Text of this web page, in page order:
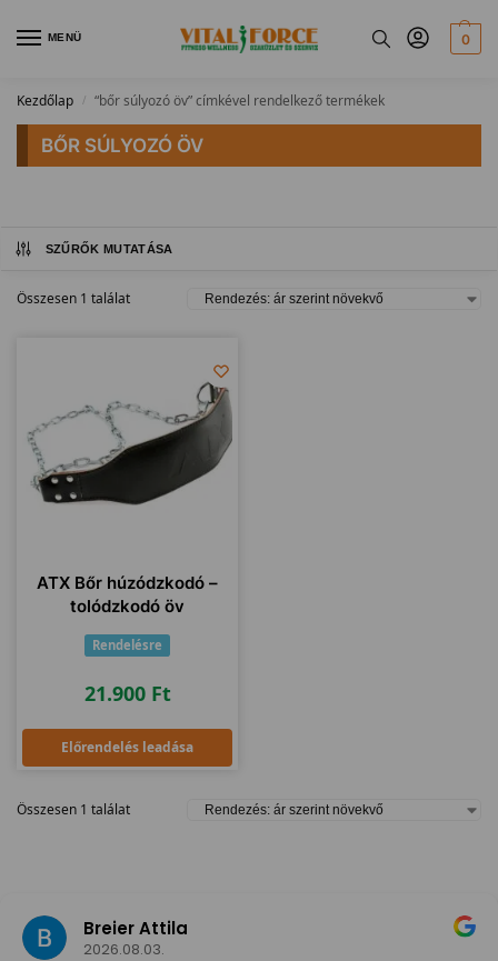
MENÜ 0
Kezdőlap / “bőr súlyozó öv” címkével rendelkező termékek
BŐR SÚLYOZÓ ÖV
SZŰRŐK MUTATÁSA
Összesen 1 találat
ATX Bőr húzódzkodó –
tolódzkodó öv
Rendelésre
21.900 Ft
Előrendelés leadása
Összesen 1 találat
Breier Attila
2026.08.03.